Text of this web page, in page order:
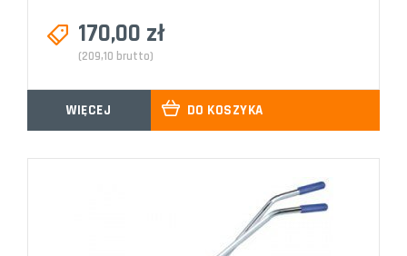
170,00 zł
(209,10 brutto)
WIĘCEJ DO KOSZYKA